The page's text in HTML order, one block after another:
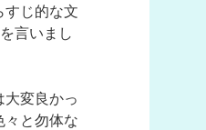
すじ的な文
言いまし
変良かっ
々と勿体な